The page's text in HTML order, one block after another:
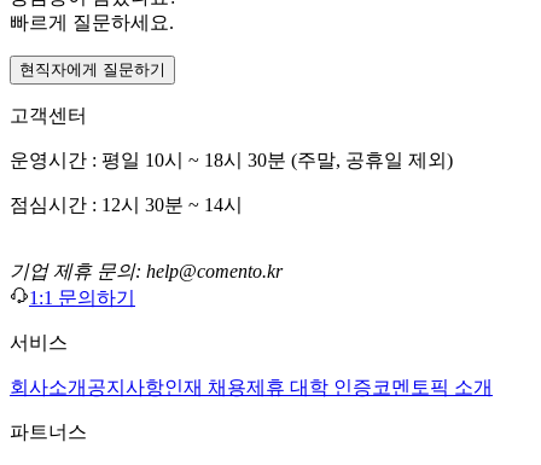
빠르게 질문하세요.
현직자에게 질문하기
고객센터
운영시간 : 평일 10시 ~ 18시 30분 (주말, 공휴일 제외)
점심시간 : 12시 30분 ~ 14시
기업 제휴 문의: help@comento.kr
1:1 문의하기
서비스
회사소개 공지사항인재 채용제휴 대학 인증코멘토픽 소개
파트너스